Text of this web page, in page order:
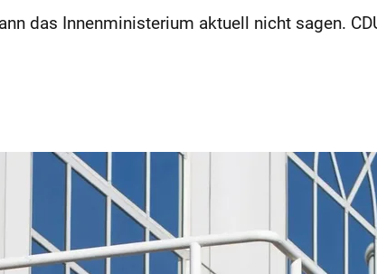
das Innen­ministerium aktuell nicht sagen.